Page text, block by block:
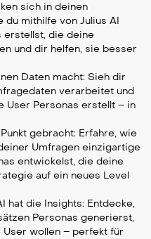
sich in deinen
du mithilfe von Julius AI
erstellst, die deine
und dir helfen, sie besser
Daten macht: Sieh dir
verarbeitet und
User Personas erstellt – in
gebracht: Erfahre, wie
Umfragen einzigartige
entwickelst, die deine
auf ein neues Level
hat die Insights: Entdecke,
Personas generierst,
wollen – perfekt für